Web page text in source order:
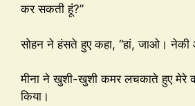
कर सकती हूं?”
सोहन ने हंसते हुए कहा, “हां, जाओ।
मीना ने खुशी-खुशी कमर लचकाते हुए
किया।